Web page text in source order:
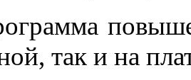
так и на